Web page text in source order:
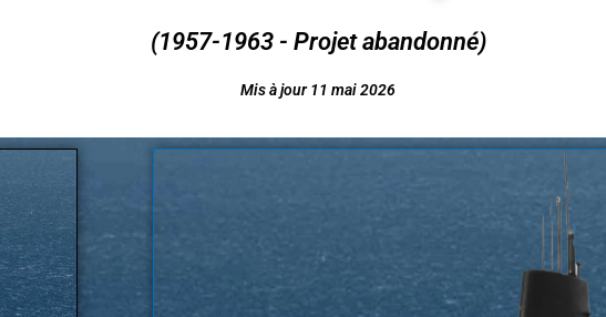
(1957-1963 - Projet abandonné)
Mis à jour 11 mai 2026